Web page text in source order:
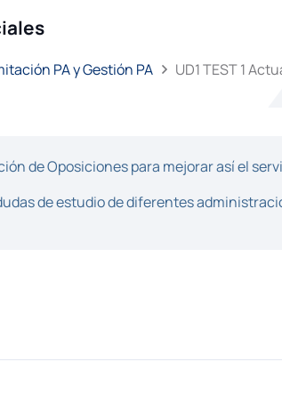
PA y Gestión PA UD1 TEST 1
de Oposiciones para mejorar así el
de estudio de diferentes